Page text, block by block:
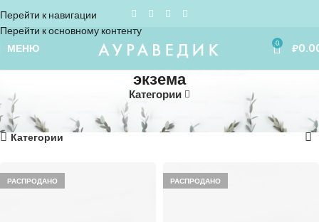
Перейти к навигации
Перейти к основному контенту
МЕНЮ 0 ₽
экзема
Категории
Home Показаны все (15)
Категории
РАСПРОДАНО РАСПРОДАНО